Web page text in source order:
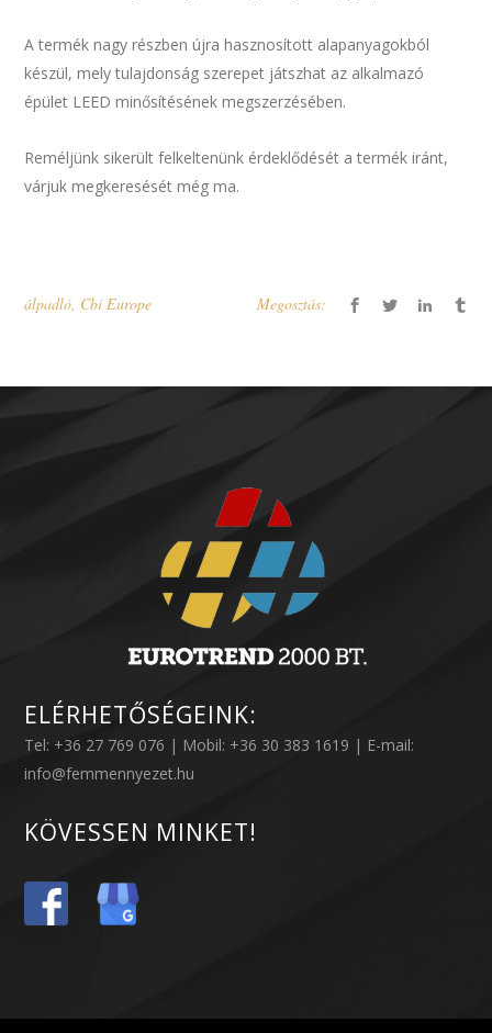
A termék nagy részben újra hasznosított alapanyagokból
készül, mely tulajdonság szerepet játszhat az alkalmazó
épület LEED minősítésének megszerzésében.
Reméljünk sikerült felkeltenünk érdeklődését a termék iránt,
várjuk megkeresését még ma.
álpadló, Cbi Europe Megosztás:
ELÉRHETŐSÉGEINK:
Tel: +36 27 769 076 | Mobil: +36 30 383 1619 | E-mail:
info@femmennyezet.hu
KÖVESSEN MINKET!